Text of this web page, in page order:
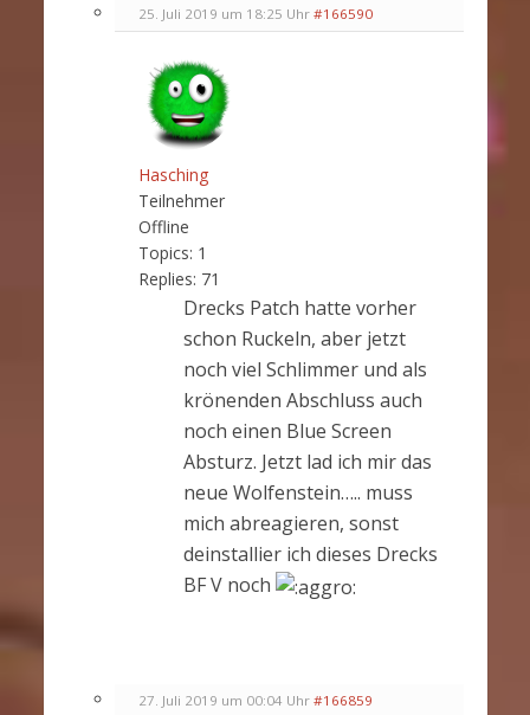
25. Juli 2019 um 18:25 Uhr #166590
Hasching
Teilnehmer
Offline
Topics: 1
Replies: 71
Drecks Patch hatte vorher
schon Ruckeln, aber jetzt
noch viel Schlimmer und als
krönenden Abschluss auch
noch einen Blue Screen
Absturz. Jetzt lad ich mir das
neue Wolfenstein….. muss
mich abreagieren, sonst
deinstallier ich dieses Drecks
BF V noch
27. Juli 2019 um 00:04 Uhr #166859